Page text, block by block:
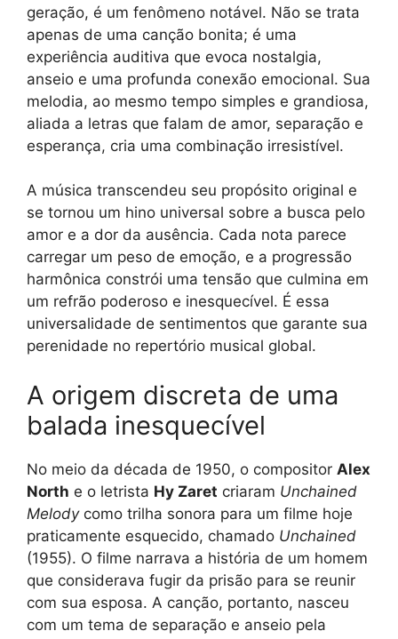
geração, é um fenômeno notável. Não se trata
apenas de uma canção bonita; é uma
experiência auditiva que evoca nostalgia,
anseio e uma profunda conexão emocional. Sua
melodia, ao mesmo tempo simples e grandiosa,
aliada a letras que falam de amor, separação e
esperança, cria uma combinação irresistível.
A música transcendeu seu propósito original e
se tornou um hino universal sobre a busca pelo
amor e a dor da ausência. Cada nota parece
carregar um peso de emoção, e a progressão
harmônica constrói uma tensão que culmina em
um refrão poderoso e inesquecível. É essa
universalidade de sentimentos que garante sua
perenidade no repertório musical global.
A origem discreta de uma
balada inesquecível
No meio da década de 1950, o compositor Alex
North e o letrista Hy Zaret criaram Unchained
Melodycomo trilha sonora para um filme hoje
praticamente esquecido, chamado Unchained
(1955). O filme narrava a história de um homem
que considerava fugir da prisão para se reunir
com sua esposa. A canção, portanto, nasceu
com um tema de separação e anseio pela